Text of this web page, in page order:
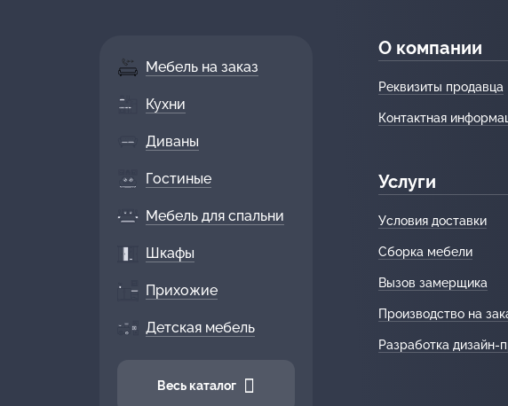
Мебель на заказ
Кухни
Диваны
Гостиные
Мебель для спальни
Шкафы
Прихожие
Детская мебель
Весь каталог
О компании
Реквизиты продавца
Контактная
Услуги
Условия доставки
Сборка мебели
Вызов замерщика
Производство на
Разработка дизайн-